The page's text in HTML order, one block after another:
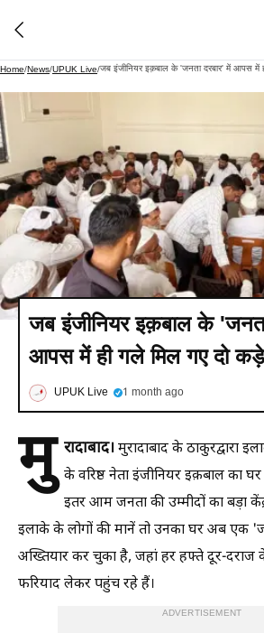
Home/News/UPUK Live/जब इंजीनियर इक़बाल के 'जनता दरबार' में आपस में
जब इंजीनियर इक़बाल के
आपस में ही गले मिल गए दो
UPUK Live 1 month ago
मु रादाबाद। मुरादाबाद के ठाकुरद्वारा
के वरिष्ठ नेता इंजीनियर इक़बाल का घर
इतर आम जनता की उम्मीदों का बड़ा
इलाके के लोगों की मानें तो उनका घर अब एक
अख्तियार कर चुका है, जहां हर हफ्ते दूर-दराज
फरियाद लेकर पहुंच रहे हैं।
ADVERTISEMENT